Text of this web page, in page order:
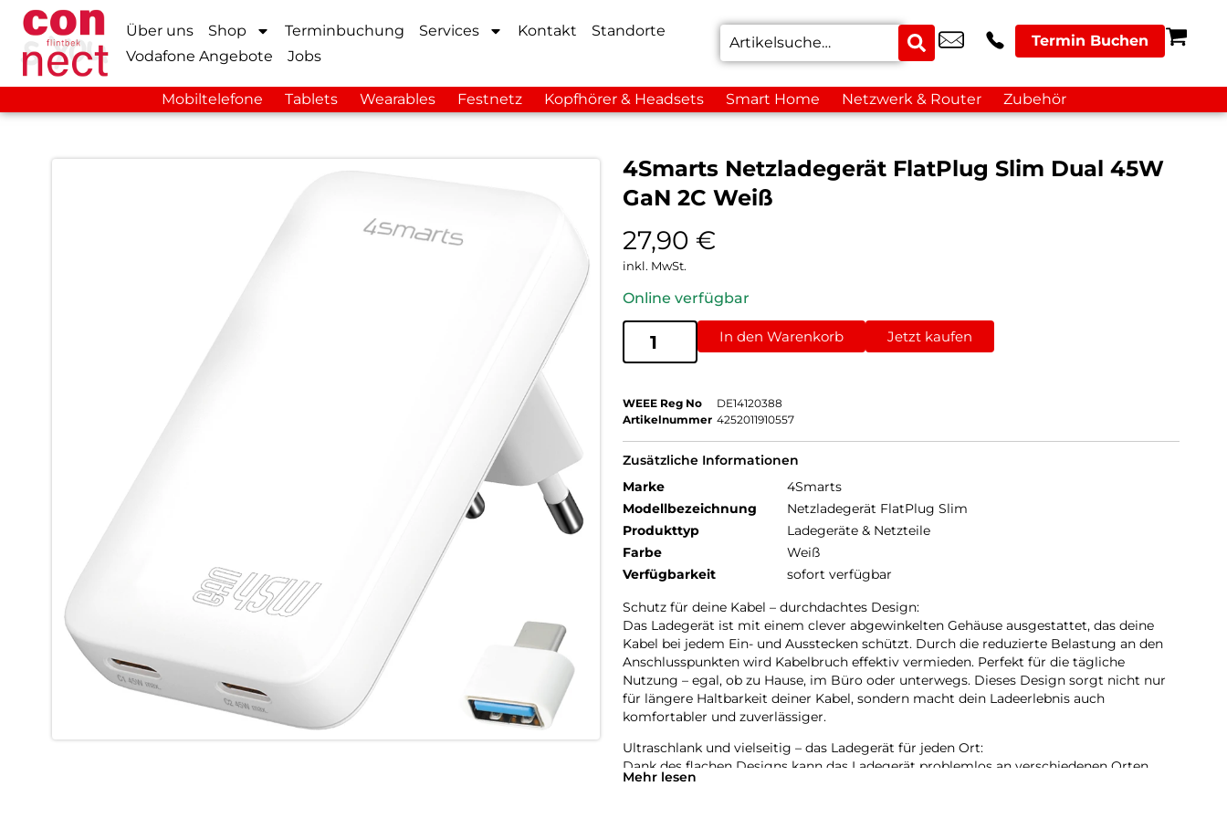
Über uns Shop Terminbuchung Services Kontakt
Standorte
Vodafone Angebote
Jobs
Termin Buchen
Mobiltelefone Tablets Wearables Festnetz Kopfhörer & Headsets Smart Home Netzwerk & Router Zubehör
4Smarts Netzladegerät FlatPlug Slim Dual 45W
GaN 2C Weiß
27,90 €
inkl. MwSt.
Online verfügbar
In den Warenkorb Jetzt kaufen
WEEE Reg No
DE14120388
Artikelnummer 4252011910557
Zusätzliche Informationen
Marke
4Smarts
Modellbezeichnung
Netzladegerät FlatPlug Slim
Produkttyp
Ladegeräte & Netzteile
Farbe
Weiß
Verfügbarkeit
sofort verfügbar
Schutz für deine Kabel – durchdachtes Design:
Das Ladegerät ist mit einem clever abgewinkelten Gehäuse ausgestattet, das deine
Kabel bei jedem Ein- und Ausstecken schützt. Durch die reduzierte Belastung an den
Anschlusspunkten wird Kabelbruch effektiv vermieden. Perfekt für die tägliche
Nutzung – egal, ob zu Hause, im Büro oder unterwegs. Dieses Design sorgt nicht nur
für längere Haltbarkeit deiner Kabel, sondern macht dein Ladeerlebnis auch
komfortabler und zuverlässiger.
Ultraschlank und vielseitig – das Ladegerät für jeden Ort:
Dank des flachen Designs kann das Ladegerät problemlos an verschiedenen Orten
platziert werden, ohne viel Platz einzunehmen oder herauszustehen. Mit nur 1,4 cm
Mehr lesen